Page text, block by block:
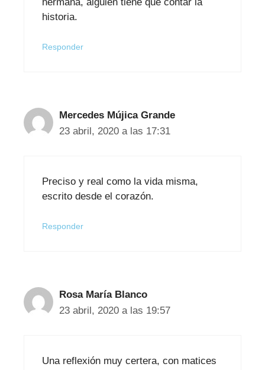
historia.
Responder
Mercedes Mújica Grande
23 abril, 2020 a las 17:31
Preciso y real como la vida misma,
escrito desde el corazón.
Responder
Rosa María Blanco
23 abril, 2020 a las 19:57
Una reflexión muy certera, con matices